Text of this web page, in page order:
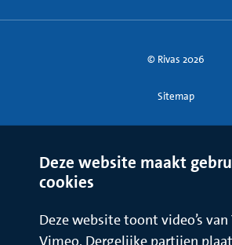
© Rivas 2026
Sitemap
Deze website maakt
cookies
Deze website toont video’s van
Vimeo. Dergelijke partijen